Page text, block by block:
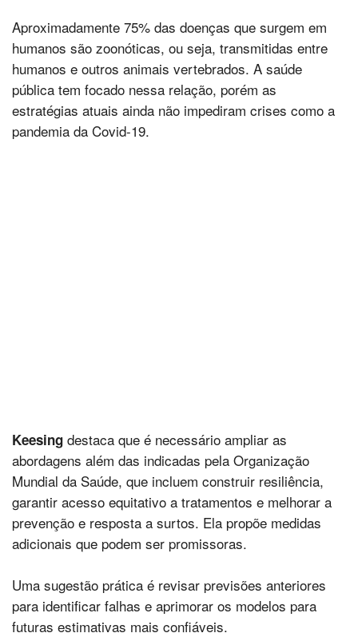
Aproximadamente 75% das doenças que surgem em
humanos são zoonóticas, ou seja, transmitidas entre
humanos e outros animais vertebrados. A saúde
pública tem focado nessa relação, porém as
estratégias atuais ainda não impediram crises como a
pandemia da Covid-19.
Keesing destaca que é necessário ampliar as
abordagens além das indicadas pela Organização
Mundial da Saúde, que incluem construir resiliência,
garantir acesso equitativo a tratamentos e melhorar a
prevenção e resposta a surtos. Ela propõe medidas
adicionais que podem ser promissoras.
Uma sugestão prática é revisar previsões anteriores
para identificar falhas e aprimorar os modelos para
futuras estimativas mais confiáveis.